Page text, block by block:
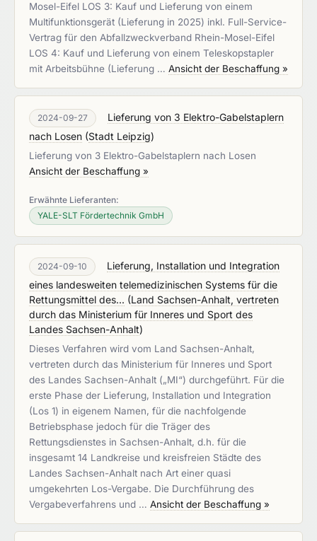
Mosel-Eifel LOS 3: Kauf und Lieferung von einem
Multifunktionsgerät (Lieferung in 2025) inkl. Full-Service-
Vertrag für den Abfallzweckverband Rhein-Mosel-Eifel
LOS 4: Kauf und Lieferung von einem Teleskopstapler
mit Arbeitsbühne (Lieferung … Ansicht der Beschaffung »
2024-09-27
Lieferung von 3 Elektro-Gabelstaplern
nach Losen (Stadt Leipzig)
Lieferung von 3 Elektro-Gabelstaplern nach Losen
Ansicht der Beschaffung »
Erwähnte Lieferanten:
YALE-SLT Fördertechnik GmbH
2024-09-10
Lieferung, Installation und Integration
eines landesweiten telemedizinischen Systems für die
Rettungsmittel des... (Land Sachsen-Anhalt, vertreten
durch das Ministerium für Inneres und Sport des
Landes Sachsen-Anhalt)
Dieses Verfahren wird vom Land Sachsen-Anhalt,
vertreten durch das Ministerium für Inneres und Sport
des Landes Sachsen-Anhalt („MI“) durchgeführt. Für die
erste Phase der Lieferung, Installation und Integration
(Los 1) in eigenem Namen, für die nachfolgende
Betriebsphase jedoch für die Träger des
Rettungsdienstes in Sachsen-Anhalt, d.h. für die
insgesamt 14 Landkreise und kreisfreien Städte des
Landes Sachsen-Anhalt nach Art einer quasi
umgekehrten Los-Vergabe. Die Durchführung des
Vergabeverfahrens und … Ansicht der Beschaffung »